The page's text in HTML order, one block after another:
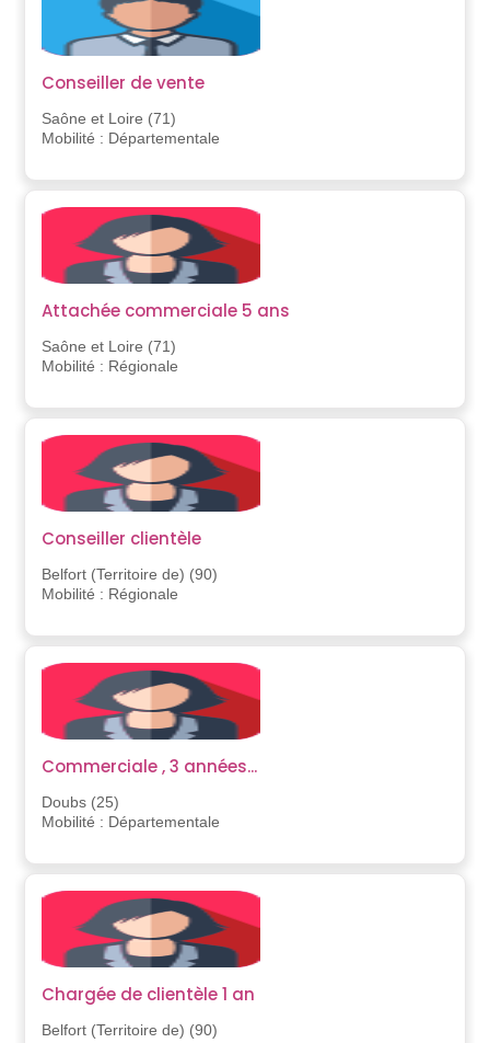
Conseiller de vente
Saône et Loire (71)
Mobilité : Départementale
Attachée commerciale 5 ans
Saône et Loire (71)
Mobilité : Régionale
Conseiller clientèle
Belfort (Territoire de) (90)
Mobilité : Régionale
Commerciale , 3 années...
Doubs (25)
Mobilité : Départementale
Chargée de clientèle 1 an
Belfort (Territoire de) (90)